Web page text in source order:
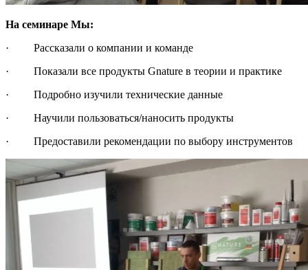
На семинаре Мы:
· Рассказали о компании и команде
· Показали все продукты Gnature в теории и практике
· Подробно изучили технические данные
· Научили пользоваться/наносить продукты
· Предоставили рекомендации по выбору инструментов